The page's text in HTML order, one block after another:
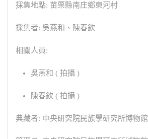
採集地點: 苗栗縣南庄鄉東河村
採集者: 吳燕和、陳春欽
相關人員:
吳燕和 ( 拍攝 )
陳春欽 ( 拍攝 )
典藏者: 中央研究院民族學研究所博物館